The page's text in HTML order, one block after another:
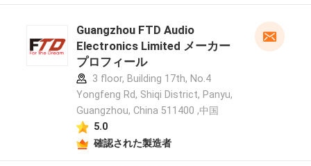
Guangzhou FTD Audio
Electronics Limited メーカー
プロフィール
3 floor, Building 17th, No.4
Yongfeng Rd, Shiqi District, Panyu,
Guangzhou, China 511400 ,中国
5.0
確認された製造者